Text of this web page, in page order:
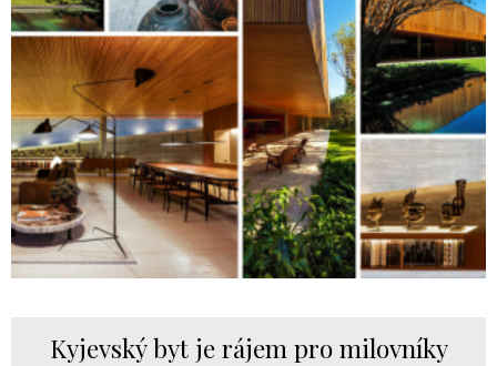
Kyjevský byt je rájem pro milovníky